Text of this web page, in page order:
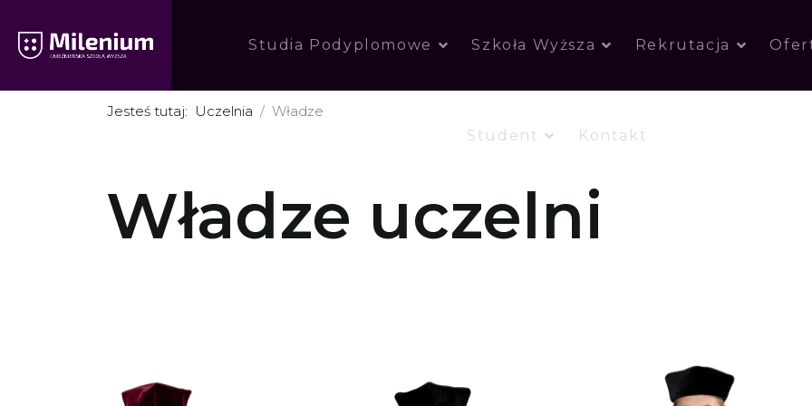
Studia Podyplomowe Szkoła Wyższa Rekrutacja
Student Kontakt
Jesteś tutaj: Uczelnia Władze
Władze uczelni